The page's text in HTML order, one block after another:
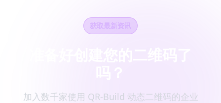
获取最新资讯
加入数千家使用 QR-Build 动态二维码的企业